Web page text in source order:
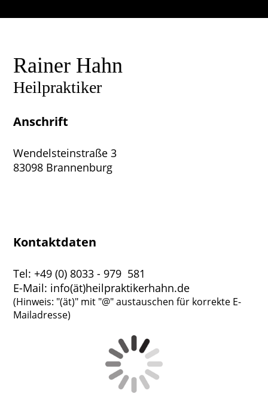
Rainer Hahn
Heilpraktiker
Anschrift
Wendelsteinstraße 3
83098 Brannenburg
Kontaktdaten
Tel: +49 (0) 8033 - 979 581
E-Mail: info(ät)heilpraktikerhahn.de
(Hinweis: "(ät)" mit "@" austauschen für korrekte E-
Mailadresse)